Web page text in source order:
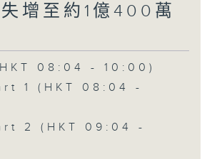
增至約1億400萬
08:04 - 10:00)
1 (HKT 08:04 -
2 (HKT 09:04 -